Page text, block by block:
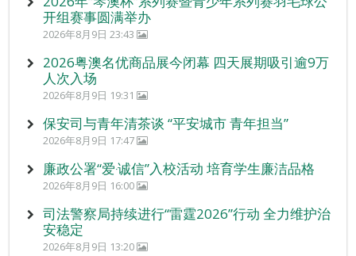
开组赛事圆满举办
2026年8月9日 23:43
2026粤澳名优商品展今闭幕 四天展期吸引逾9万
人次入场
2026年8月9日 19:31
保安司与青年清茶谈 “平安城市 青年担当”
2026年8月9日 17:47
廉政公署“爱‧诚信”入校活动 培育学生廉洁品格
2026年8月9日 16:00
司法警察局持续进行“雷霆2026”行动 全力维护治
安稳定
2026年8月9日 13:20